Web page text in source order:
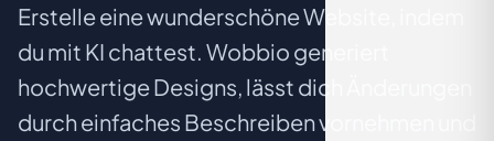
Erstelle eine wunderschöne Website, indem
du mit KI chattest. Wobbio generiert
hochwertige Designs, lässt dich Änderungen
durch einfaches Beschreiben vornehmen und